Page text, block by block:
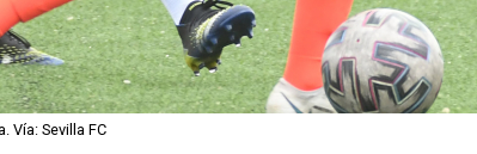
Vía: Sevilla FC